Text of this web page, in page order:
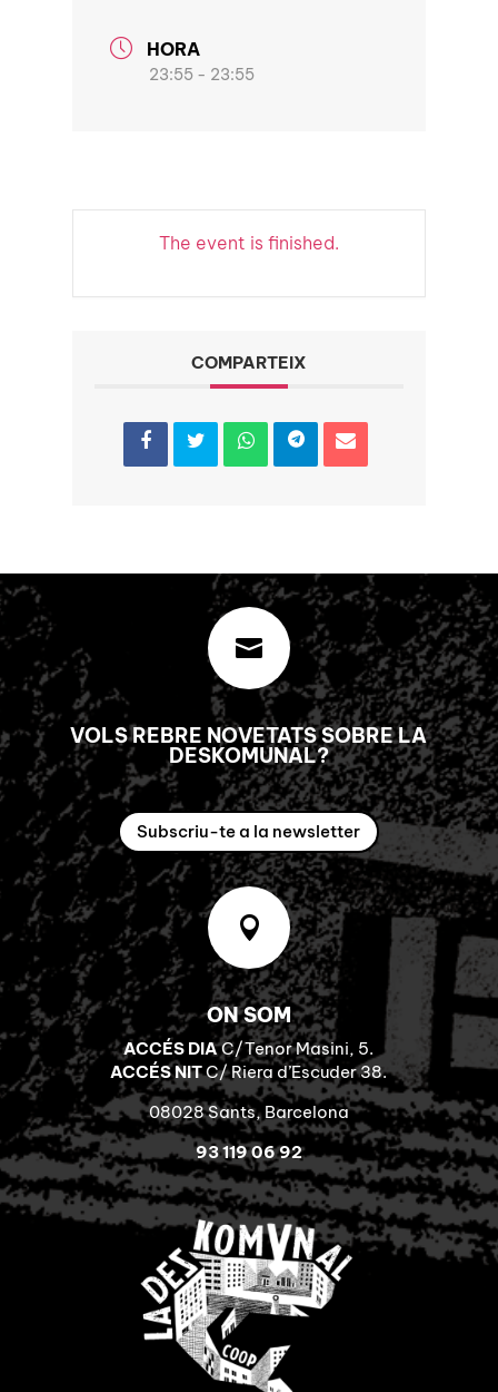
HORA
23:55 - 23:55
The event is finished.
COMPARTEIX

VOLS REBRE NOVETATS SOBRE LA
DESKOMUNAL?
Subscriu-te a la newsletter

ON SOM
ACCÉS DIAC/Tenor Masini, 5.
ACCÉS NITC/ Riera d’Escuder 38.
08028 Sants, Barcelona
93 119 06 92